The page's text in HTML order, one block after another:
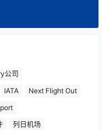
公司
IATA
Next Flight Out
列日机场